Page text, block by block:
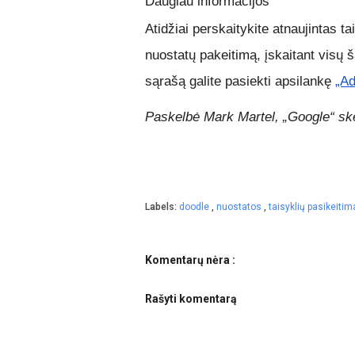
Atidžiai perskaitykite atnaujintas
nuostatų pakeitimą, įskaitant visų
sąrašą galite pasiekti apsilankę
Paskelbė Mark Martel, „Google“
Labels: doodle , nuostatos ,taisyklių
Komentarų nėra :
Rašyti komentarą